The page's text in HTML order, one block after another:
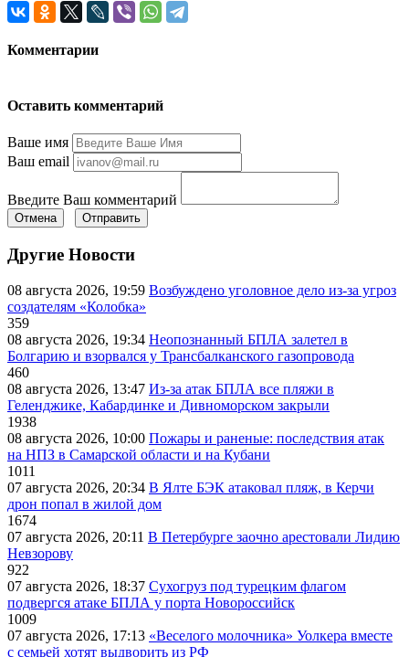
Комментарии
Оставить комментарий
Ваше имя
Ваш email
Введите Ваш комментарий
Отмена Отправить
Другие Новости
08 августа 2026, 19:59 Возбуждено уголовное дело из-за угроз
создателям «Колобка»
359
08 августа 2026, 19:34 Неопознанный БПЛА залетел в
Болгарию и взорвался у Трансбалканского газопровода
460
08 августа 2026, 13:47 Из-за атак БПЛА все пляжи в
Геленджике, Кабардинке и Дивноморском закрыли
1938
08 августа 2026, 10:00 Пожары и раненые: последствия атак
на НПЗ в Самарской области и на Кубани
1011
07 августа 2026, 20:34 В Ялте БЭК атаковал пляж, в Керчи
дрон попал в жилой дом
1674
07 августа 2026, 20:11 В Петербурге заочно арестовали Лидию
Невзорову
922
07 августа 2026, 18:37 Сухогруз под турецким флагом
подвергся атаке БПЛА у порта Новороссийск
1009
07 августа 2026, 17:13 «Веселого молочника» Уолкера вместе
с семьей хотят выдворить из РФ